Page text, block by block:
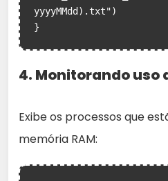
yyyyMMdd).txt")
4. Monitorando uso
Exibe os processos que
memória RAM: